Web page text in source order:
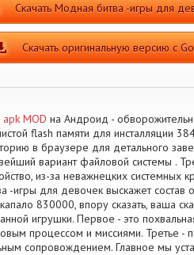
Скачать Модная битва -игры для
Скачать оригинальную версию с
MOD на Андроид -
flash памяти для инсталляции
в браузере для детального
вариант файловой системы .
из-за неважнецких системных
-игры для девочек выскажет
830000, впору сказать, ваша
игрушки. Первое - это
процессом и миссиями. Третье -
сопровождением. Главное мы